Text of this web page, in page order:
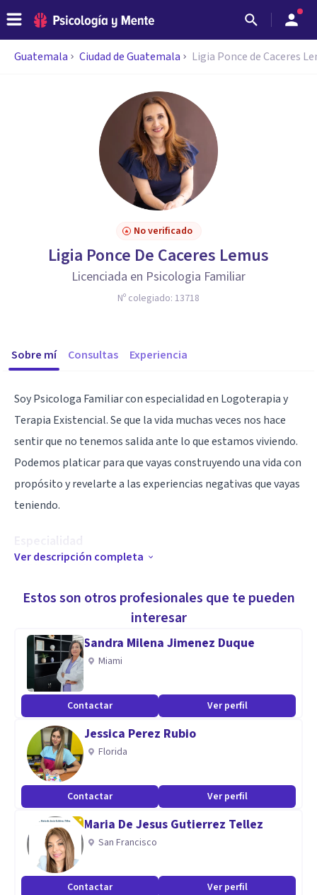
Guatemala Ciudad de Guatemala Ligia Ponce de Caceres
No verificado
Ligia Ponce De Caceres Lemus
Licenciada en Psicologia Familiar
Nº colegiado: 13718
Sobre mí Consultas Experiencia
Soy Psicologa Familiar con especialidad en Logoterapia y
Terapia Existencial. Se que la vida muchas veces nos hace
sentir que no tenemos salida ante lo que estamos viviendo.
Podemos platicar para que vayas construyendo una vida con
propósito y revelarte a las experiencias negativas que vayas
teniendo.
Especialidad
Logoterapeuta
Terapia de Parejas
Terapia Breve
Primeros Auxilios Psicológicos
Aptitudes
Escucha activa
conocimientos relacionados con el comportamiento y
conductas humanas
conocimiento de técnicas y estrategias para apoyar a los
pacientes
Ver descripción completa
Estos son otros profesionales que te pueden
interesar
Sandra Milena Jimenez Duque
Miami
Contactar Ver perfil
Jessica Perez Rubio
Florida
Contactar Ver perfil
Maria De Jesus Gutierrez Tellez
San Francisco
Contactar Ver perfil